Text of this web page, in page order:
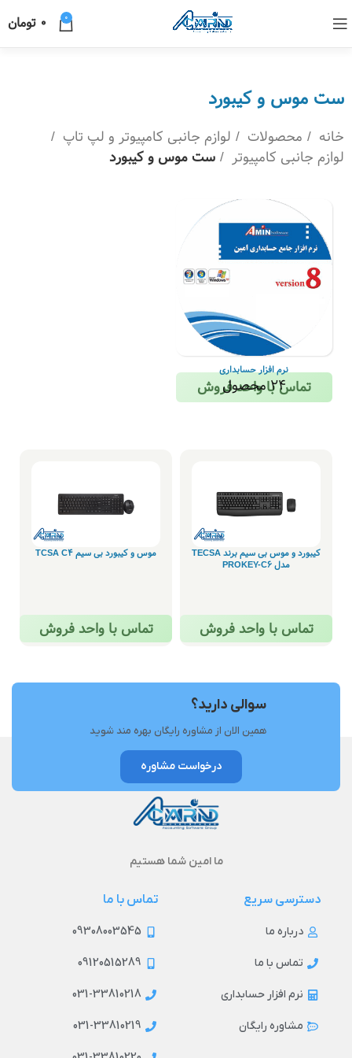
0
0 تومان
ست موس و کیبورد
خانه محصولات
لوازم جانبی کامپیوتر و لپ تاپ
لوازم جانبی کامپیوتر
ست موس و کیبورد
نرم افزار حسابداری
24 محصول
تماس با واحد فروش
کیبورد و موس بی سیم برند TECSA
مدل PROKEY-C6
تماس با واحد فروش
موس و کیبورد بی سیم TCSA C4
تماس با واحد فروش
سوالی دارید؟
همین الان از مشاوره رایگان بهره مند شوید
درخواست مشاوره
ما امین شما هستیم
دسترسی سریع
درباره ما
تماس با ما
نرم افزار حسابداری
مشاوره رایگان
تماس با ما
09308003545
09120515289
031-33810218
031-33810219